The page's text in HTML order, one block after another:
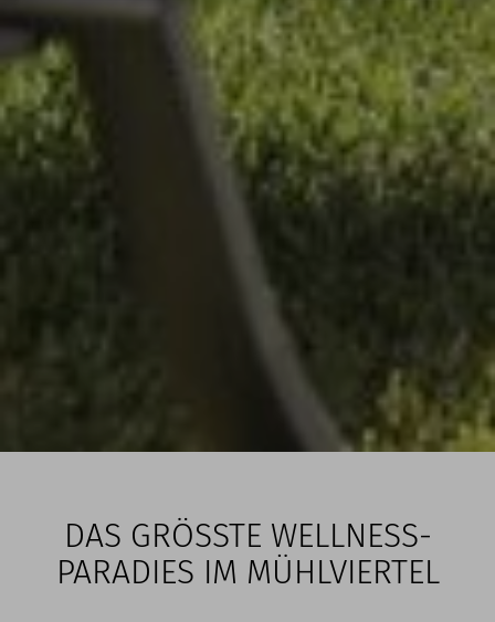
DAS GRÖSSTE WELLNESS-P
ARADIES IM MÜHLVIERTEL